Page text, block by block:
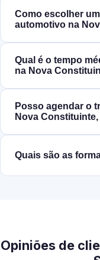
Como escolher
automotivo na
Qual é o tempo
na Nova
Posso agendar o
Nova
Quais são as
Opiniões de